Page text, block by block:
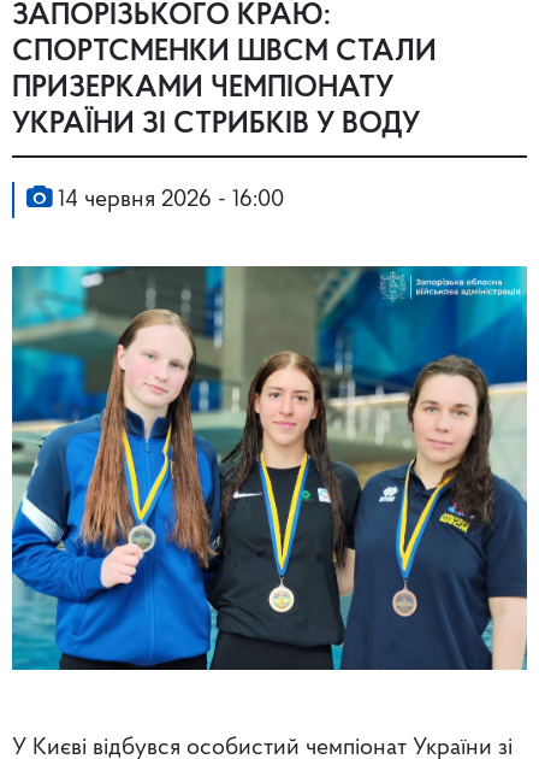
ЗАПОРІЗЬКОГО КРАЮ:
СПОРТСМЕНКИ ШВСМ СТАЛИ
ПРИЗЕРКАМИ ЧЕМПІОНАТУ
УКРАЇНИ ЗІ СТРИБКІВ У ВОДУ
14 червня 2026 - 16:00
У Києві відбувся особистий чемпіонат України зі